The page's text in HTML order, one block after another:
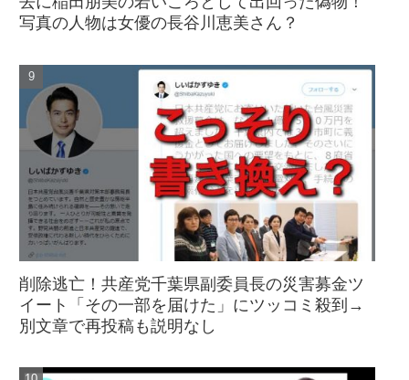
写真の人物は女優の長谷川恵美さん？
削除逃亡！共産党千葉県副委員長の災害募金ツ
イート「その一部を届けた」にツッコミ殺到→
別文章で再投稿も説明なし